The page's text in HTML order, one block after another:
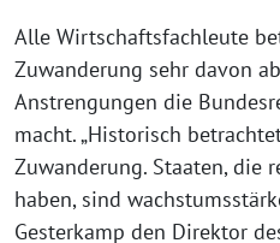
Alle Wirtschaftsfachleute
Zuwanderung sehr davon
Anstrengungen die
macht. „Historisch
Zuwanderung. Staaten, die
haben, sind
Gesterkamp den Direktor